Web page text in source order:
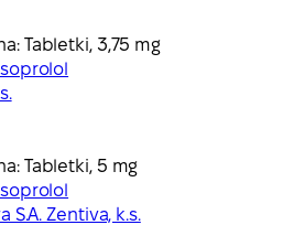
Tabletki, 3,75 mg
Tabletki, 5 mg
S.A. Zentiva, k.s.